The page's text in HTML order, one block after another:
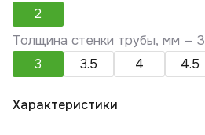
2
Толщина стенки трубы, мм —3
3
3.5 4 4.5
Характеристики